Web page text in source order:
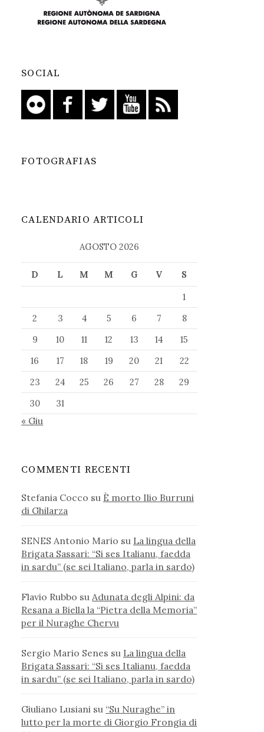
SOCIAL
FOTOGRAFIAS
CALENDARIO ARTICOLI
AGOSTO 2026
D L M M G V
S
1
2
3 4 5 6 7
8
9
10 11 12 13 14
15
16
17 18 19 20 21
22
23
24 25 26 27 28
29
30
31
« Giu
COMMENTI RECENTI
Stefania Cocco su È morto Ilio Burruni
di Ghilarza
SENES Antonio Mario su La lingua della
Brigata Sassari: “Si ses Italianu, faedda
in sardu” (se sei Italiano, parla in sardo)
Flavio Rubbo su Adunata degli Alpini: da
Resana a Biella la “Pietra della Memoria”
per il Nuraghe Chervu
Sergio Mario Senes su La lingua della
Brigata Sassari: “Si ses Italianu, faedda
in sardu” (se sei Italiano, parla in sardo)
Giuliano Lusiani su “Su Nuraghe” in
lutto per la morte di Giorgio Frongia di